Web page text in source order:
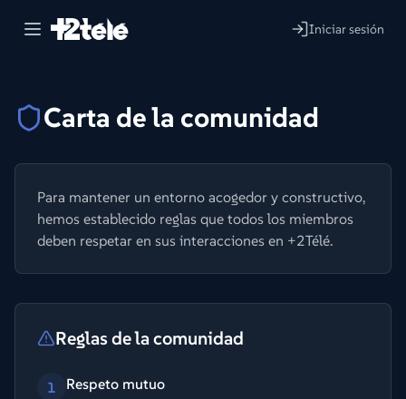
Iniciar sesión
Carta de la comunidad
Para mantener un entorno acogedor y constructivo,
hemos establecido reglas que todos los miembros
deben respetar en sus interacciones en +2Télé.
Reglas de la comunidad
1
Respeto mutuo